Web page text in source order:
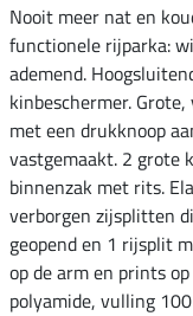
Nooit meer nat en
functionele rijparka:
ademend.
kinbeschermer.
met een drukknoop
vastgemaakt. 2 grote
binnenzak met rits.
verborgen zijsplitten
geopend en 1 rijsplit
op de arm en prints
polyamide, vulling